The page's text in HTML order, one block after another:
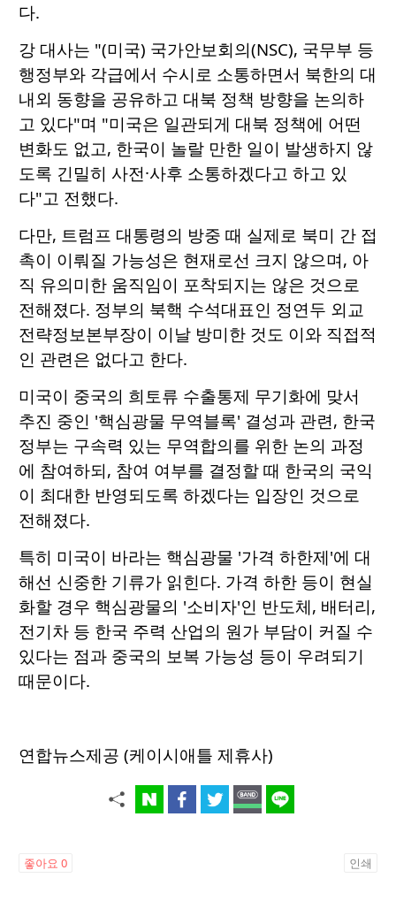
다.
강 대사는 "(미국) 국가안보회의(NSC), 국무부 등
행정부와 각급에서 수시로 소통하면서 북한의 대
내외 동향을 공유하고 대북 정책 방향을 논의하
고 있다"며 "미국은 일관되게 대북 정책에 어떤
변화도 없고, 한국이 놀랄 만한 일이 발생하지 않
도록 긴밀히 사전·사후 소통하겠다고 하고 있
다"고 전했다.
다만, 트럼프 대통령의 방중 때 실제로 북미 간 접
촉이 이뤄질 가능성은 현재로선 크지 않으며, 아
직 유의미한 움직임이 포착되지는 않은 것으로
전해졌다. 정부의 북핵 수석대표인 정연두 외교
전략정보본부장이 이날 방미한 것도 이와 직접적
인 관련은 없다고 한다.
미국이 중국의 희토류 수출통제 무기화에 맞서
추진 중인 '핵심광물 무역블록' 결성과 관련, 한국
정부는 구속력 있는 무역합의를 위한 논의 과정
에 참여하되, 참여 여부를 결정할 때 한국의 국익
이 최대한 반영되도록 하겠다는 입장인 것으로
전해졌다.
특히 미국이 바라는 핵심광물 '가격 하한제'에 대
해선 신중한 기류가 읽힌다. 가격 하한 등이 현실
화할 경우 핵심광물의 '소비자'인 반도체, 배터리,
전기차 등 한국 주력 산업의 원가 부담이 커질 수
있다는 점과 중국의 보복 가능성 등이 우려되기
때문이다.
연합뉴스제공 (케이시애틀 제휴사)
좋아요 0 인쇄